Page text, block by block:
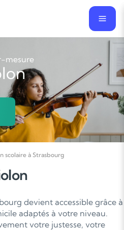
mesure
scolaire à Strasbourg
devient accessible grâce à
adaptés à votre niveau.
votre justesse, votre